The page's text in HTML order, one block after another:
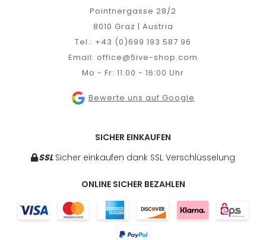
Pointnergasse 28/2
8010 Graz | Austria
Tel.: +43 (0)699 193 587 96
Email: office@5ive-shop.com
Mo - Fr: 11:00 - 16:00 Uhr
Bewerte uns auf Google
SICHER EINKAUFEN
SSL Sicher einkaufen dank SSL Verschlüsselung
ONLINE SICHER BEZAHLEN